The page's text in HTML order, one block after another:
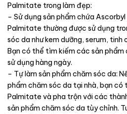
Palmitate trong làm đẹp:
– Sử dụng sản phẩm chứa
Palmitate thường được sử dụng
sóc da như kem dưỡng, serum, tinh
Bạn có thể tìm kiếm các sản phẩm
sử dụng hàng ngày.
– Tự làm sản phẩm chăm sóc da:
phẩm chăm sóc da tại nhà, bạn có
Palmitate và pha trộn với các
sản phẩm chăm sóc da tùy chỉnh.